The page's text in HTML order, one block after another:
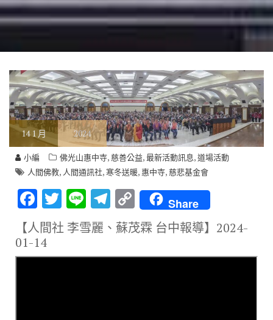
14 1 月 2024
小編 佛光山惠中寺,慈善公益,最新活動訊息,道場活動
人間佛教, 人間通訊社,寒冬送暖, 惠中寺,慈悲基金會
F
ac
e
b
T
w
it
te
Li
n
e
T
el
e
gr
C
o
p
y
Share
【人間社 李雪麗、蘇茂霖 台中報導】 2024-
01-14